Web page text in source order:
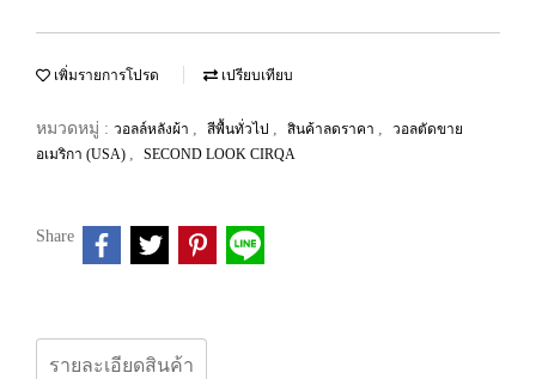
เพิ่มรายการโปรด เปรียบเทียบ
หมวดหมู่ : วอลล์หลังผ้า , สีพื้นทั่วไป , สินค้าลดราคา ,
วอลตัดขาย
อเมริกา (USA) , SECOND LOOK CIRQA
Share
รายละเอียดสินค้า